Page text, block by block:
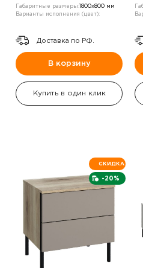
Габаритные размеры: 1800х800 мм
Варианты исполнения (цвет):
Доставка по РФ.
В корзину
Купить в один клик
-20%
СКИДКА